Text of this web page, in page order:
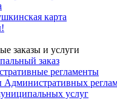
карта
заказы и услуги
заказ
регламенты
Административных
услуг